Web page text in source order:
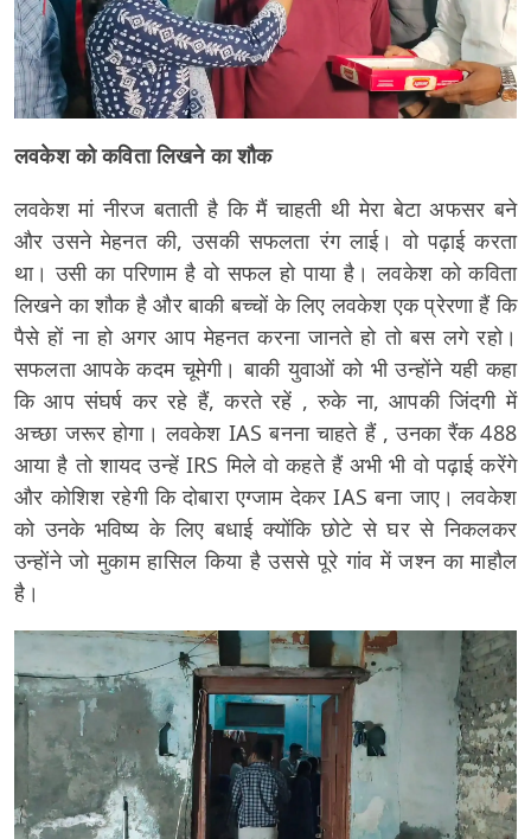
लवकेश को कविता लिखने का शौक
लवकेश मां नीरज बताती है कि मैं चाहती थी मेरा बेटा अफसर बने
और उसने मेहनत की, उसकी सफलता रंग लाई। वो पढ़ाई करता
था। उसी का परिणाम है वो सफल हो पाया है। लवकेश को कविता
लिखने का शौक है और बाकी बच्चों के लिए लवकेश एक प्रेरणा हैं कि
पैसे हों ना हो अगर आप मेहनत करना जानते हो तो बस लगे रहो।
सफलता आपके कदम चूमेगी। बाकी युवाओं को भी उन्होंने यही कहा
कि आप संघर्ष कर रहे हैं, करते रहें , रुके ना, आपकी जिंदगी में
अच्छा जरूर होगा। लवकेश IAS बनना चाहते हैं , उनका रैंक 488
आया है तो शायद उन्हें IRS मिले वो कहते हैं अभी भी वो पढ़ाई करेंगे
और कोशिश रहेगी कि दोबारा एग्जाम देकर IAS बना जाए। लवकेश
को उनके भविष्य के लिए बधाई क्योंकि छोटे से घर से निकलकर
उन्होंने जो मुकाम हासिल किया है उससे पूरे गांव में जश्न का माहौल
है।